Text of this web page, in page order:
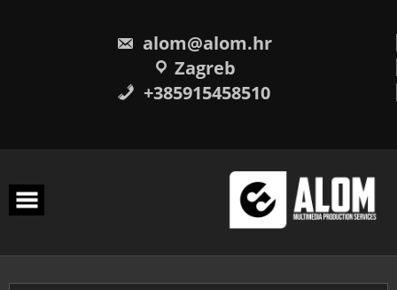
alom@alom.hr
Zagreb
+385915458510